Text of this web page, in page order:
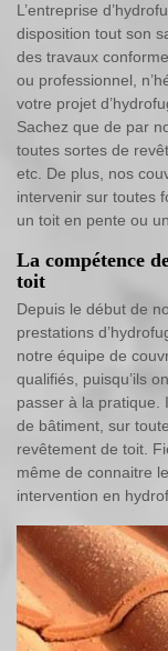
L’entreprise
disposition tout son
des travaux
ou professionnel,
votre projet
Sachez que de par
toutes sortes de
etc. De plus, nos
intervenir sur toutes
un toit en pente ou
La compétence
toit
Depuis le début de
prestations
notre équipe de
qualifiés, puisqu’ils
passer à la pratique.
de bâtiment, sur
revêtement de toit.
même de connaitre
intervention en